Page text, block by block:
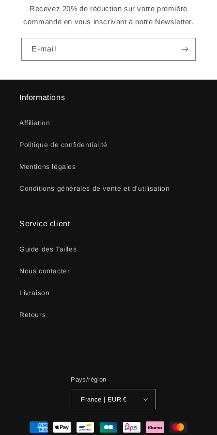
Recevez 20% de réduction sur votre première
commande en vous inscrivant à notre Newsletter.
E-mail
Informations
Affiliation
Politique de confidentialité
Mentions légales
Conditions générales de vente et d'utilisation
Service client
Guide des Tailles
Nous contacter
Livraison
Retours
Pays/région
France | EUR €
Moyens